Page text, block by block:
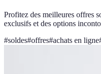
Profitez des meilleures offres
exclusifs et des options
#soldes#offres#achats en ligne